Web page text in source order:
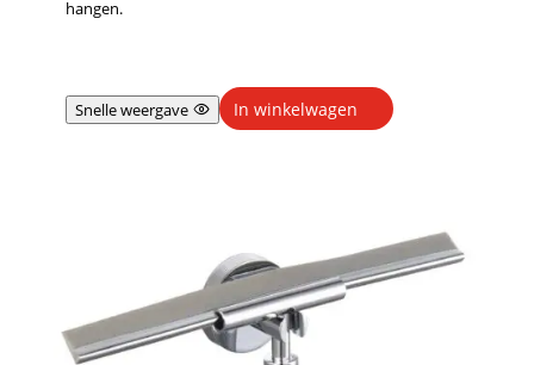
hangen.
Snelle weergave In winkelwagen